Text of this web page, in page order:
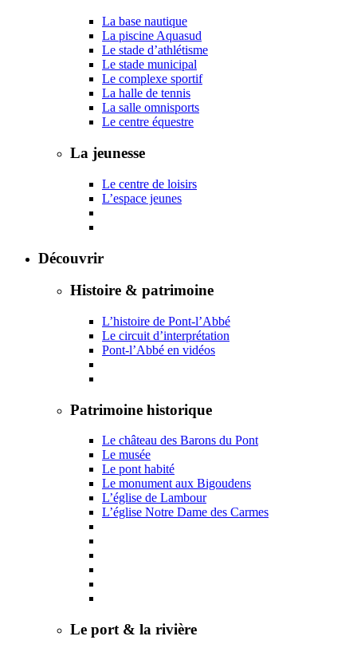
La base nautique
La piscine Aquasud
Le stade d’athlétisme
Le stade municipal
Le complexe sportif
La halle de tennis
La salle omnisports
Le centre équestre
La jeunesse
Le centre de loisirs
L’espace jeunes
Découvrir
Histoire & patrimoine
L’histoire de Pont-l’Abbé
Le circuit d’interprétation
Pont-l’Abbé en vidéos
Patrimoine historique
Le château des Barons du Pont
Le musée
Le pont habité
Le monument aux Bigoudens
L’église de Lambour
L’église Notre Dame des Carmes
Le port & la rivière